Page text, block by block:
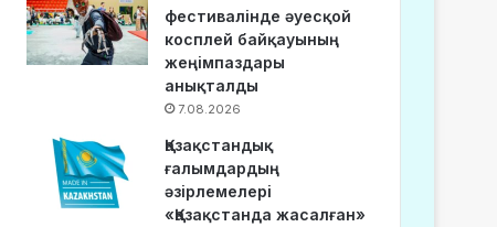
фестивалінде әуесқой
косплей байқауының
жеңімпаздары
анықталды
7.08.2026
Қазақстандық
ғалымдардың
әзірлемелері
«Қазақстанда жасалған»